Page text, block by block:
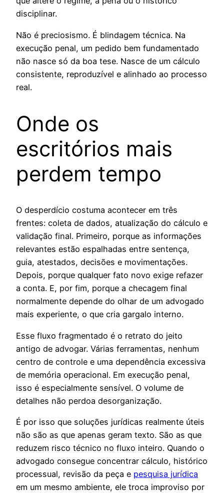
disciplinar.
Não é preciosismo. É blindagem técnica. Na
execução penal, um pedido bem fundamentado
não nasce só da boa tese. Nasce de um cálculo
consistente, reproduzível e alinhado ao processo
real.
Onde os
escritórios mais
perdem tempo
O desperdício costuma acontecer em três
frentes: coleta de dados, atualização do cálculo e
validação final. Primeiro, porque as informações
relevantes estão espalhadas entre sentença,
guia, atestados, decisões e movimentações.
Depois, porque qualquer fato novo exige refazer
a conta. E, por fim, porque a checagem final
normalmente depende do olhar de um advogado
mais experiente, o que cria gargalo interno.
Esse fluxo fragmentado é o retrato do jeito
antigo de advogar. Várias ferramentas, nenhum
centro de controle e uma dependência excessiva
de memória operacional. Em execução penal,
isso é especialmente sensível. O volume de
detalhes não perdoa desorganização.
É por isso que soluções jurídicas realmente úteis
não são as que apenas geram texto. São as que
reduzem risco técnico no fluxo inteiro. Quando o
advogado consegue concentrar cálculo, histórico
processual, revisão da peça e pesquisa jurídica
em um mesmo ambiente, ele troca improviso por